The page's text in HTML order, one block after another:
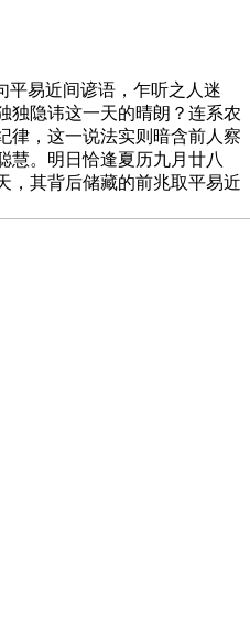
易近间谚语，乍听之人迷
独隐讳这一天的晴朗？连系农
律，这一说法实则暗含前人察
慧。明日恰逢夏历九月廿八
，其背后储藏的前兆取平易近